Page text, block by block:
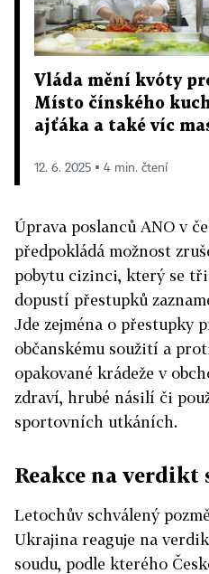
Vláda mění kvóty
Místo čínského
ajťáka a také víc
12. 6. 2025 ▪ 4 min. čtení
Úprava poslanců ANO v
předpokládá možnost
pobytu cizinci, který se
dopustí přestupků
Jde zejména o přestupky
občanskému soužití a
opakované krádeže v
zdraví, hrubé násilí či
sportovních utkáních.
Reakce na
Letochův schválený
Ukrajina reaguje na
soudu, podle kterého